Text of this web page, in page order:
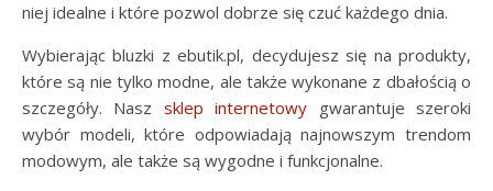
niej idealne i które pozwol dobrze się czuć każdego dnia.
Wybierając bluzki z ebutik.pl, decydujesz się na produkty,
które są nie tylko modne, ale także wykonane z dbałością o
szczegóły. Nasz sklep internetowy gwarantuje szeroki
wybór modeli, które odpowiadają najnowszym trendom
modowym, ale także są wygodne i funkcjonalne.